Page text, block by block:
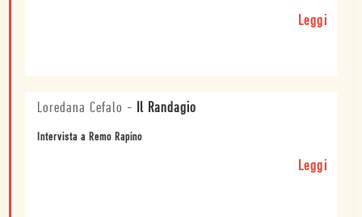
Leggi
Loredana Cefalo - Il Randagio
Intervista a Remo Rapino
Leggi